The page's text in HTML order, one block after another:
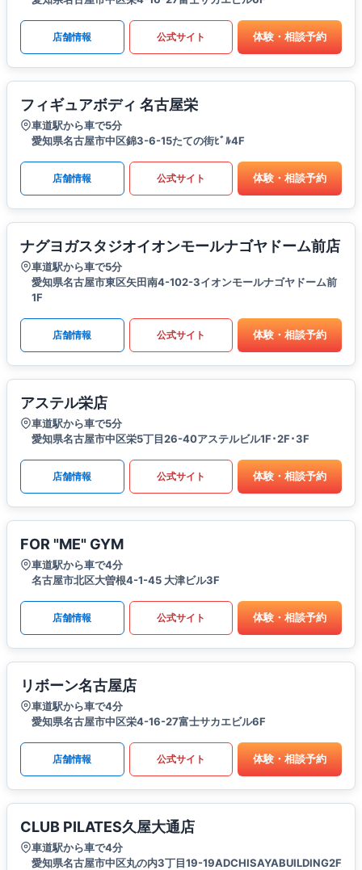
店舗情報 公式サイト 体験・相談予約
フィギュアボディ 名古屋栄
車道駅から車で5分
愛知県名古屋市中区錦3-6-15たての街ﾋﾞﾙ4F
店舗情報 公式サイト 体験・相談予約
ナグヨガスタジオイオンモールナゴヤドーム前店
車道駅から車で5分
愛知県名古屋市東区矢田南4-102-3イオンモールナゴヤドーム前
1F
店舗情報 公式サイト 体験・相談予約
アステル栄店
車道駅から車で5分
愛知県名古屋市中区栄5丁目26-40アステルビル1F･2F･3F
店舗情報 公式サイト 体験・相談予約
FOR "ME" GYM
車道駅から車で4分
名古屋市北区大曽根4-1-45 大津ビル3F
店舗情報 公式サイト 体験・相談予約
リボーン名古屋店
車道駅から車で4分
愛知県名古屋市中区栄4-16-27富士サカエビル6F
店舗情報 公式サイト 体験・相談予約
CLUB PILATES久屋大通店
車道駅から車で4分
愛知県名古屋市中区丸の内3丁目19-19ADCHISAYABUILDING2F